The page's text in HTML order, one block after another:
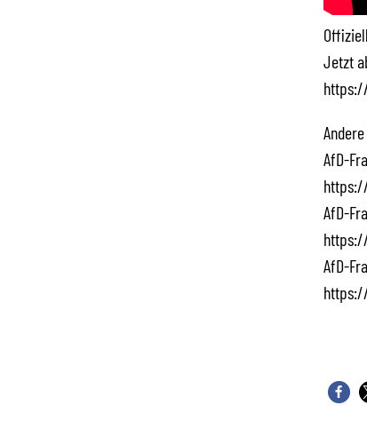
Jetzt
AfD-
AfD-
AfD-